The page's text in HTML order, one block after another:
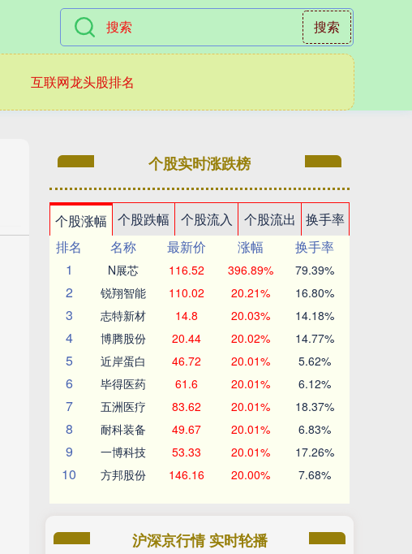
搜索
互联网龙头股排名
个股实时涨跌榜
个股涨幅 个股跌幅 个股流入 个股流出
换手率
排名
名称 最新价 涨幅
换手率
1
N展芯 116.52 396.89% 79.39%
2 锐翔智能 110.02 20.21% 16.80%
3 志特新材 14.8 20.03% 14.18%
4 博腾股份 20.44 20.02% 14.77%
5 近岸蛋白 46.72 20.01% 5.62%
6 毕得医药 61.6 20.01% 6.12%
7 五洲医疗 83.62 20.01% 18.37%
8 耐科装备 49.67 20.01% 6.83%
9 一博科技 53.33 20.01% 17.26%
10 方邦股份 146.16 20.00% 7.68%
沪深京行情 实时轮播